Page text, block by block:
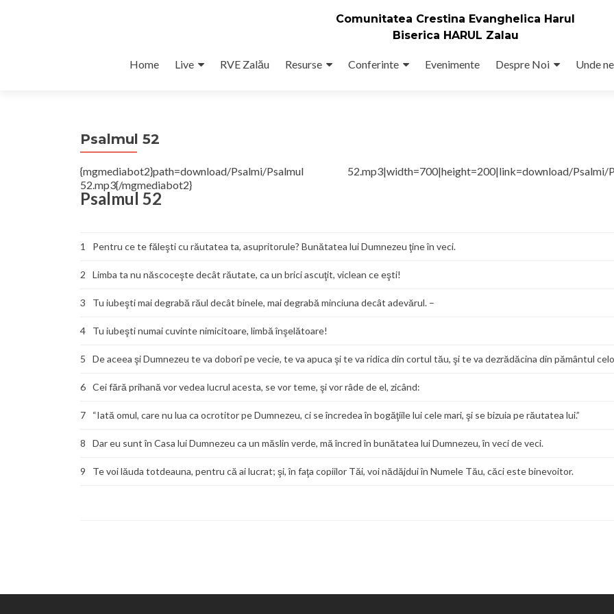
Comunitatea Crestina Evanghelica Harul
Biserica HARUL Zalau
Home Live RVE Zalău Resurse Conferinte Evenimente Despre Noi Unde
Psalmul 52
{mgmediabot2}path=download/Psalmi/Psalmul 52.mp3|width=700|height=200|link=download/Psalmi/
52.mp3{/mgmediabot2}
Psalmul 52
1 Pentru ce te făleşti cu răutatea ta, asupritorule? Bunătatea lui Dumnezeu ţine în veci.
2 Limba ta nu născoceşte decât răutate, ca un brici ascuţit, viclean ce eşti!
3 Tu iubeşti mai degrabă răul decât binele, mai degrabă minciuna decât adevărul. –
4 Tu iubeşti numai cuvinte nimicitoare, limbă înşelătoare!
5 De aceea şi Dumnezeu te va doborî pe vecie, te va apuca şi te va ridica din cortul tău, şi te va dezrădăcina din pământul
6 Cei fără prihană vor vedea lucrul acesta, se vor teme, şi vor râde de el, zicând:
7 “Iată omul, care nu lua ca ocrotitor pe Dumnezeu, ci se încredea în bogăţiile lui cele mari, şi se bizuia pe răutatea lui.”
8 Dar eu sunt în Casa lui Dumnezeu ca un măslin verde, mă încred în bunătatea lui Dumnezeu, în veci de veci.
9 Te voi lăuda totdeauna, pentru că ai lucrat; şi, în faţa copiilor Tăi, voi nădăjdui în Numele Tău, căci este binevoitor.